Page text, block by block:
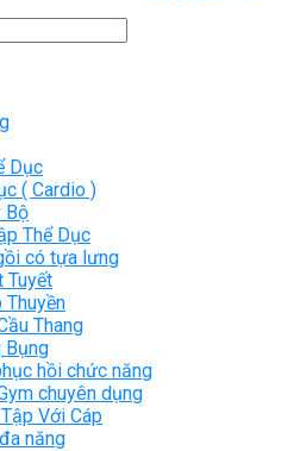
Dục
( Cardio )
Bộ
Thể Dục
có tựa lưng
Tuyết
Thuyền
Thang
Bụng
hồi chức năng
chuyên dụng
Với Cáp
năng